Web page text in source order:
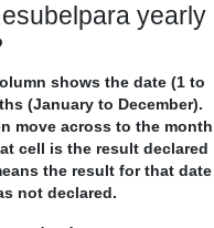
yearly
shows the date (1 to
(January to December).
move across to the month
cell is the result declared
the result for that date
not declared.